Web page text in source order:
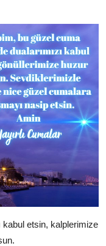
kabul etsin, kalplerimize